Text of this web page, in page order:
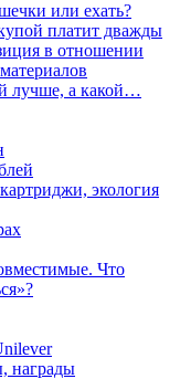
или ехать?
платит дважды
в отношении
лучше, а какой…
экология
Что
награды